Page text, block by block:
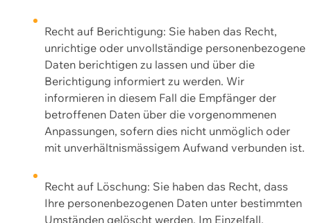
Recht auf Berichtigung: Sie haben das Recht,
unrichtige oder unvollständige personenbezogene
Daten berichtigen zu lassen und über die
Berichtigung informiert zu werden. Wir
informieren in diesem Fall die Empfänger der
betroffenen Daten über die vorgenommenen
Anpassungen, sofern dies nicht unmöglich oder
mit unverhältnismässigem Aufwand verbunden ist.
Recht auf Löschung: Sie haben das Recht, dass
Ihre personenbezogenen Daten unter bestimmten
Umständen gelöscht werden. Im Einzelfall,